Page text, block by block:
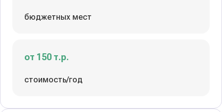
бюджетных мест
от 150 т.р.
стоимость/год